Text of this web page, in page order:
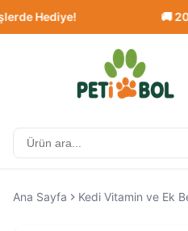
Hediye! 🚚
Ana Sayfa Kedi Vitamin ve Ek